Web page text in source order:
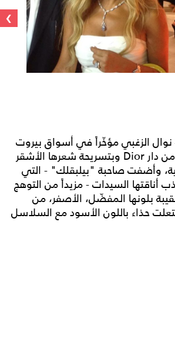
›
نوال الزغبي مؤخّراً في أسواق بيروت
بفستان أبيض صغير من دار Dior وبتسريحة شعرها الأشقر
وأضفت صاحبة "بيلبقلك" - التي
أناقتها السيدات - مزيداً من التوهج
بلونها المفضّل، الأصفر، من
حذاء باللون الأسود مع السلاسل